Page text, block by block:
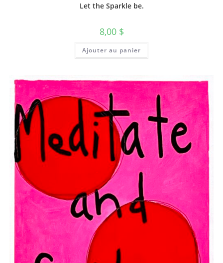
Let the Sparkle be.
8,00 $
Ajouter au panier